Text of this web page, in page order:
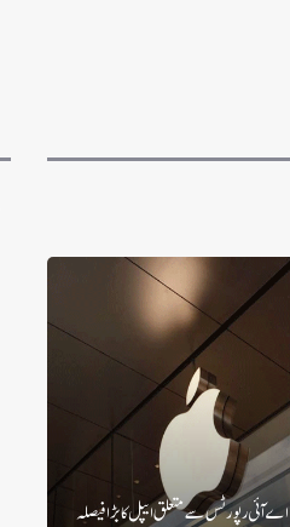
اے آئی رپورٹس سے متعلق ایپل کا بڑا فیصلہ